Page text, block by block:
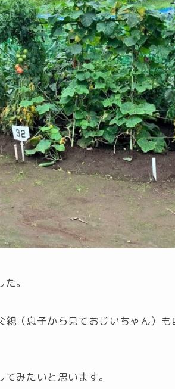
。
（息子から見ておじいちゃん）も
みたいと思います。